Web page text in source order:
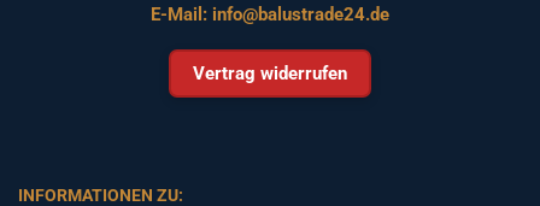
E-Mail: info@balustrade24.de
Vertrag widerrufen
INFORMATIONEN ZU: